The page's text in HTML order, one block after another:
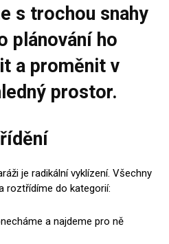
s trochou snahy
plánování ho
a proměnit v
prostor.
je radikální vyklízení. Všechny
roztřídíme do kategorií:
a najdeme pro ně